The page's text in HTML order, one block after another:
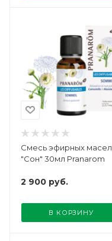
Смесь эфирных масел
"Сон" 30мл Pranarom
2 900 руб.
В КОРЗИНУ